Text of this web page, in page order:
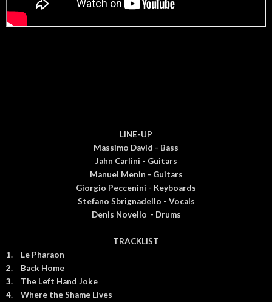
LINE-UP
Massimo David - Bass
Jahn Carlini - Guitars
Manuel Menin - Guitars
Giorgio Peccenini - Keyboards
Stefano Sbrignadello - Vocals
Denis Novello - Drums
TRACKLIST
1.
Le Pharaon
2.
Back Home
3.
The Left Hand Joke
4.
Where the Shame Lives